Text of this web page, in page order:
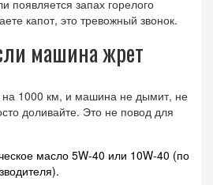
появляется запах горелого
капот, это тревожный звонок.
машина жрет
на 1000 км, и машина не дымит, не
доливайте. Это не повод для
масло 5W-40 или 10W-40 (по